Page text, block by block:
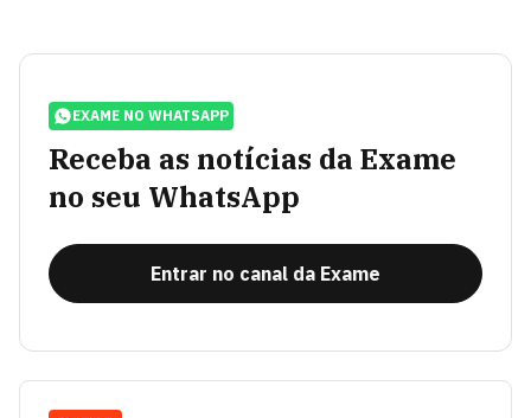
EXAME NO WHATSAPP
Receba as notícias da Exame
no seu WhatsApp
Entrar no canal da Exame